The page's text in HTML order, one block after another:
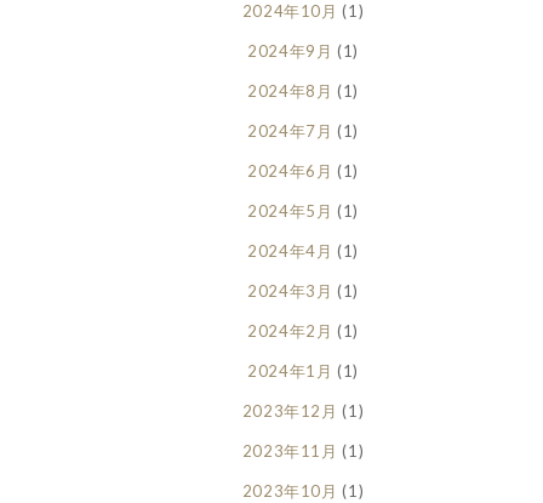
2024年10月 (1)
2024年9月 (1)
2024年8月 (1)
2024年7月 (1)
2024年6月 (1)
2024年5月 (1)
2024年4月 (1)
2024年3月 (1)
2024年2月 (1)
2024年1月 (1)
2023年12月 (1)
2023年11月 (1)
2023年10月 (1)